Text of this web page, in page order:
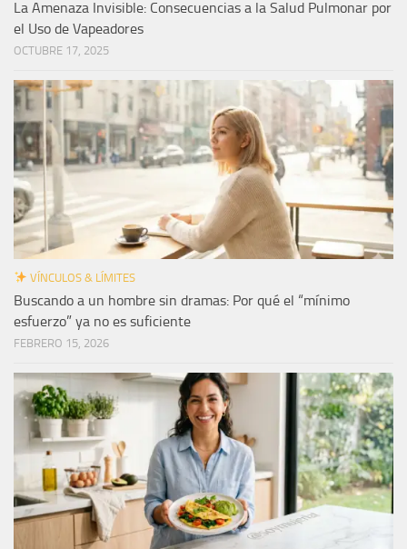
La Amenaza Invisible: Consecuencias a la Salud Pulmonar por
el Uso de Vapeadores
OCTUBRE 17, 2025
VÍNCULOS & LÍMITES
Buscando a un hombre sin dramas: Por qué el “mínimo
esfuerzo” ya no es suficiente
FEBRERO 15, 2026